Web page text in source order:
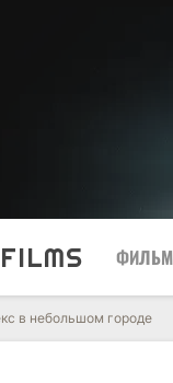
FILMS
в небольшом городе